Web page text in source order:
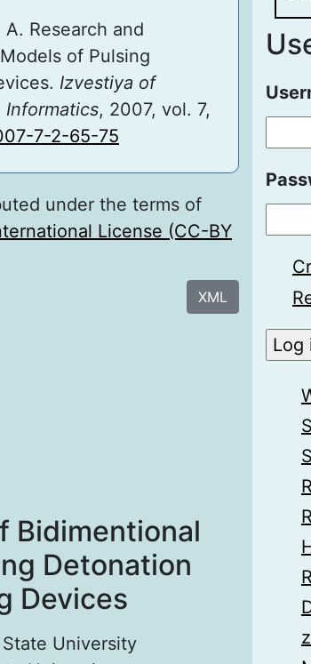
Research and
of Pulsing
Izvestiya of
Informatics, 2007, vol. 7,
7-2-65-75
under the terms of
License (CC-BY
XML
Bidimentional
Detonation
Devices
University